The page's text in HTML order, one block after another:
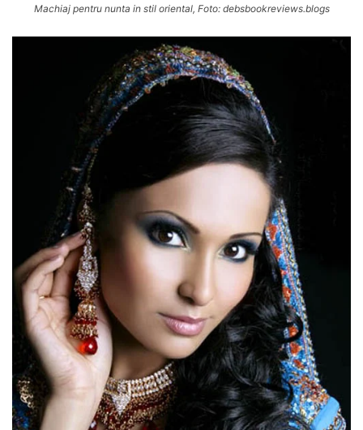
Machiaj pentru nunta in stil oriental, Foto: debsbookreviews.blogs